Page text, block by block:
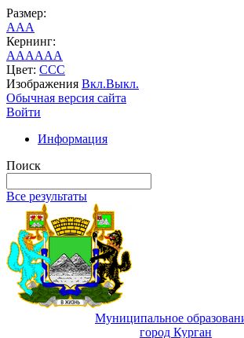
Размер:
AAA
Кернинг:
AAAAAA
Цвет: CCC
Изображения Вкл.Выкл.
Обычная версия сайта
Войти
Информация
Поиск
Все результаты
Муниципальное
город Курган